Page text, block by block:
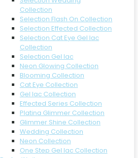
Collection
Selection Flash On Collection
Selection Effected Collection
Selection Cat Eye Gel lac
Collection
Selection Gel lac
Neon Glowing Collection
Blooming Collection
Cat Eye Collection
Gel lac Collection
Effected Series Collection
Platina Glimmer Collection
Glimmer Shine Collection
Wedding Collection
Neon Collection
One Step Gel lac Collection